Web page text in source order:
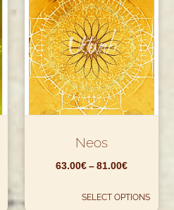
Neos
63.00€–81.00€
SELECT OPTIONS